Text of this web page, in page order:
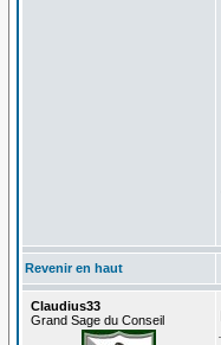
Revenir en haut
Claudius33
Grand Sage du Conseil